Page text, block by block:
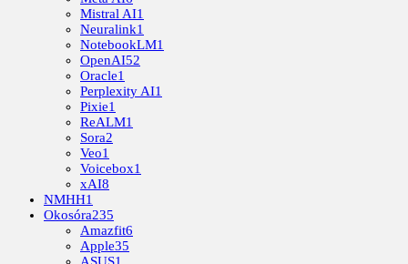
Mistral AI1
Neuralink1
NotebookLM1
OpenAI52
Oracle1
Perplexity AI1
Pixie1
ReALM1
Sora2
Veo1
Voicebox1
xAI8
NMHH1
Okosóra235
Amazfit6
Apple35